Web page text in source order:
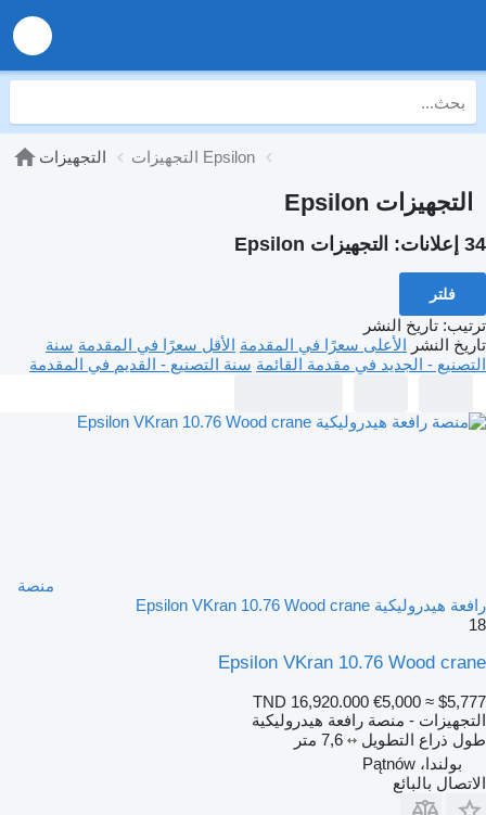
التجهيزات التجهيزات Epsilon
التجهيزات Epsilon
34 إعلانات: التجهيزات Epsilon
فلتر
ترتيب: تاريخ النشر
تاريخ النشر الأعلى سعرًا في المقدمة الأقل سعرًا في المقدمة سنة
التصنيع - الجديد في مقدمة القائمة سنة التصنيع - القديم في المقدمة
منصة
رافعة هيدروليكية Epsilon VKran 10.76 Wood crane
18
Epsilon VKran 10.76 Wood crane
TND 16,920.000 €5,000 ≈ $5,777
التجهيزات - منصة رافعة هيدروليكية
طول ذراع التطويل
7,6 متر
بولندا، Pątnów
الاتصال بالبائع